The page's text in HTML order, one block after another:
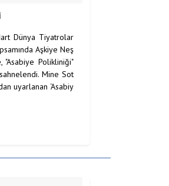
Dünya Tiyatrolar
Aşkiye Neş
"Asabiye Polikliniği"
Mine Sot
uyarlanan ‘Asabiy